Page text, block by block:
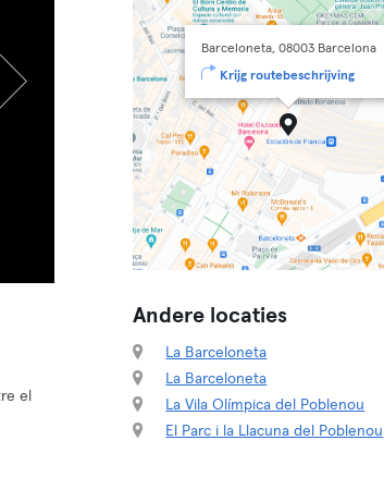
el
Barceloneta, 08003 Barcelona
Krijg routebeschrijving
Andere locaties
La Barceloneta
La Barceloneta
La Vila Olímpica del Poblenou
El Parc i la Llacuna del Poblenou